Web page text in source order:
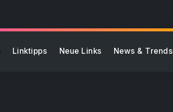
Linktipps Neue Links News & Trends